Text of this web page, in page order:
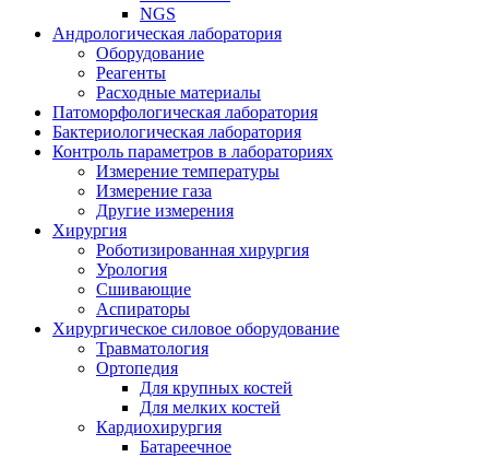
NGS
Андрологическая лаборатория
Оборудование
Реагенты
Расходные материалы
Патоморфологическая лаборатория
Бактериологическая лаборатория
Контроль параметров в лабораториях
Измерение температуры
Измерение газа
Другие измерения
Хирургия
Роботизированная хирургия
Урология
Сшивающие
Аспираторы
Хирургическое силовое оборудование
Травматология
Ортопедия
Для крупных костей
Для мелких костей
Кардиохирургия
Батареечное